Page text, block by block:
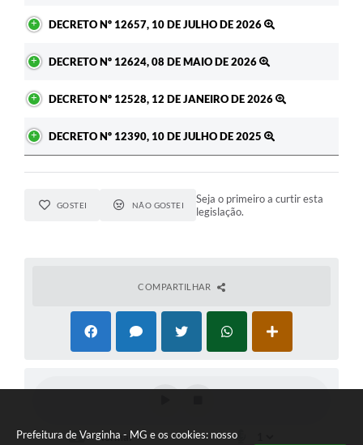
Prefeitura de Varginha - MG e os cookies: nosso
DECRETO Nº 12657, 10 DE JULHO DE 2026
DECRETO Nº 12624, 08 DE MAIO DE 2026
DECRETO Nº 12528, 12 DE JANEIRO DE 2026
DECRETO Nº 12390, 10 DE JULHO DE 2025
GOSTEI NÃO GOSTEI
Seja o primeiro a curtir esta
legislação.
COMPARTILHAR